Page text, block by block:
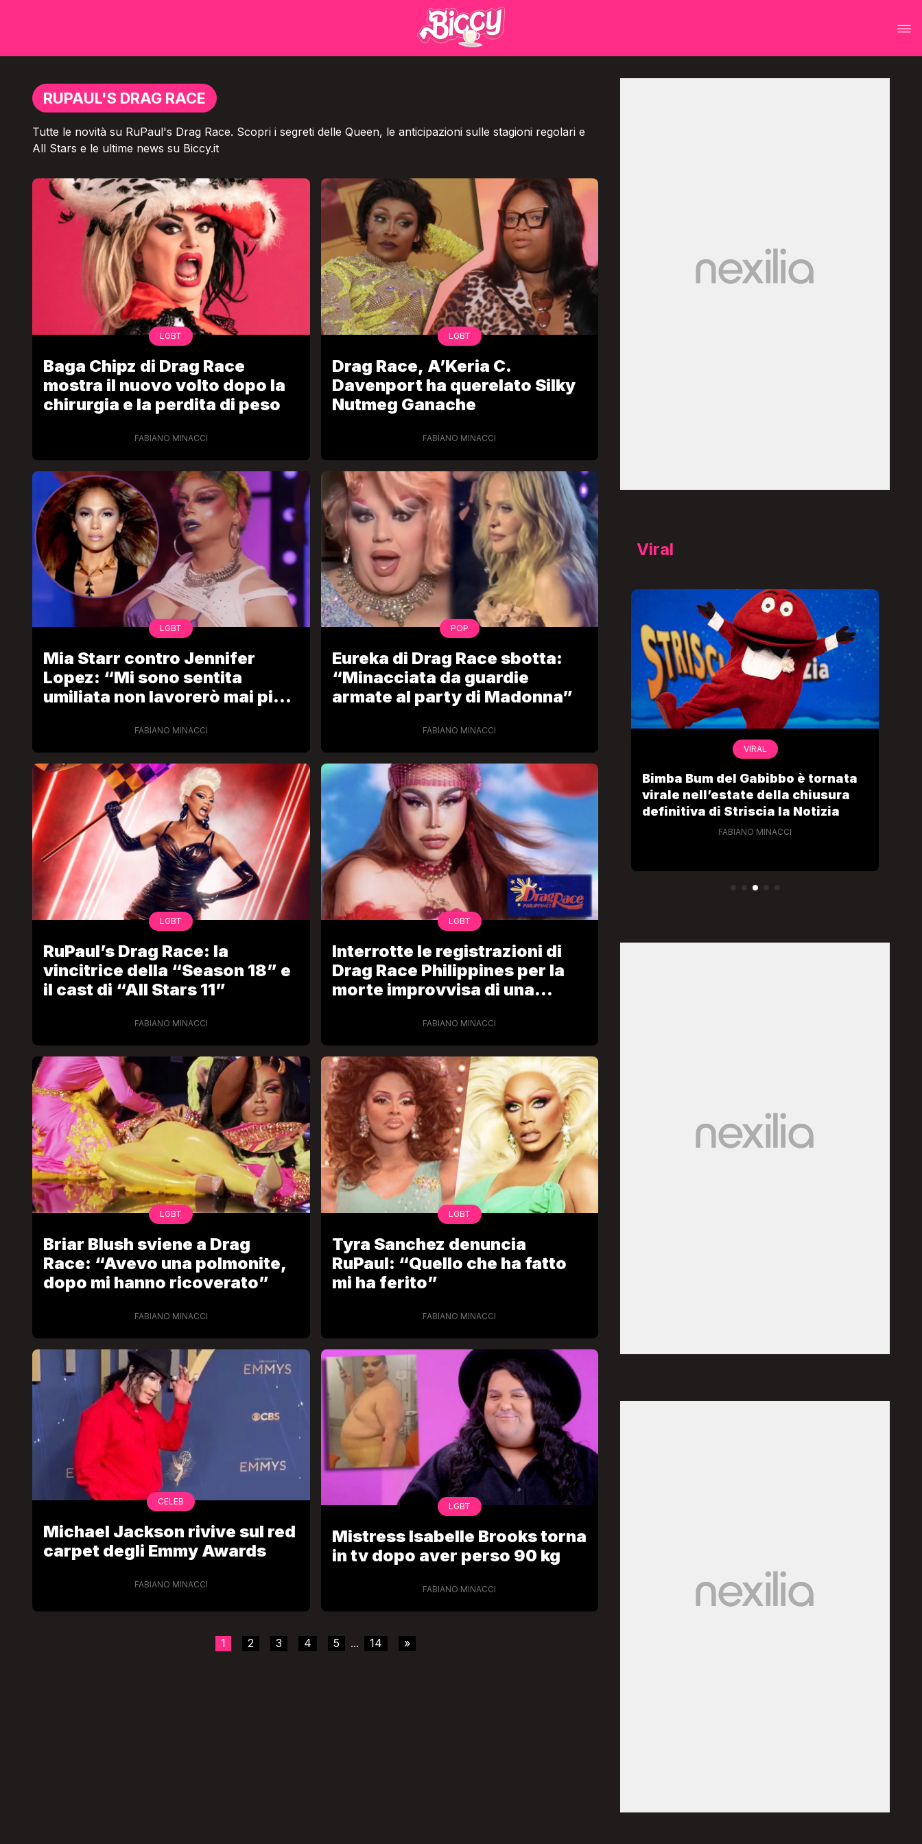
RUPAUL'S DRAG RACE
Tutte le novità su RuPaul's Drag Race. Scopri i segreti delle Queen, le anticipazioni sulle stagioni regolari e
All Stars e le ultime news su Biccy.it
LGBT
Baga Chipz di Drag Race
mostra il nuovo volto dopo la
chirurgia e la perdita di peso
FABIANO MINACCI
LGBT
Drag Race, A’Keria C.
Davenport ha querelato Silky
Nutmeg Ganache
FABIANO MINACCI
LGBT
Mia Starr contro Jennifer
Lopez: “Mi sono sentita
umiliata non lavorerò mai più
FABIANO MINACCI
POP
Eureka di Drag Race sbotta:
“Minacciata da guardie
armate al party di Madonna”
FABIANO MINACCI
LGBT
RuPaul’s Drag Race: la
vincitrice della “Season 18” e
il cast di “All Stars 11”
FABIANO MINACCI
LGBT
Interrotte le registrazioni di
Drag Race Philippines per la
morte improvvisa di una
FABIANO MINACCI
LGBT
Briar Blush sviene a Drag
Race: “Avevo una polmonite,
dopo mi hanno ricoverato”
FABIANO MINACCI
LGBT
Tyra Sanchez denuncia
RuPaul: “Quello che ha fatto
mi ha ferito”
FABIANO MINACCI
CELEB
Michael Jackson rivive sul red
carpet degli Emmy Awards
FABIANO MINACCI
LGBT
Mistress Isabelle Brooks torna
in tv dopo aver perso 90 kg
FABIANO MINACCI
1 2 3 4 5 ... 14 »
Viral
Bambola Star, la festa di
compleanno con tutte le grandi
dive compie 15 anni: il video
completo
FABIANO MINACCI
Camilla Milanesi lascia tutto:
“Addio cike mie, siete state una
grande famiglia per me”
FABIANO MINACCI
VIRAL
Bimba Bum del Gabibbo è tornata
virale nell’estate della chiusura
definitiva di Striscia la Notizia
FABIANO MINACCI